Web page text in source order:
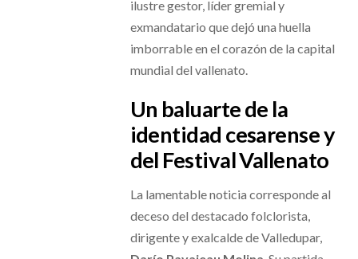
ilustre gestor, líder gremial y
exmandatario que dejó una huella
imborrable en el corazón de la capital
mundial del vallenato.
Un baluarte de la
identidad cesarense y
del Festival Vallenato
La lamentable noticia corresponde al
deceso del destacado folclorista,
dirigente y exalcalde de Valledupar,